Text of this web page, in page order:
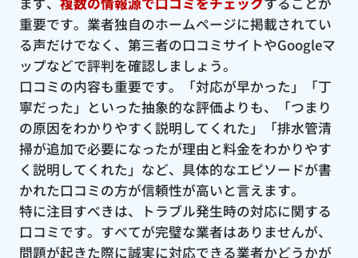
重要です。業者独自のホームページに掲載されてい
る声だけでなく、第三者の口コミサイトやGoogleマ
ップなどで評判を確認しましょう。
口コミの内容も重要です。「対応が早かった」「丁
寧だった」といった抽象的な評価よりも、「つまり
の原因をわかりやすく説明してくれた」「排水管清
掃が追加で必要になったが理由と料金をわかりやす
く説明してくれた」など、具体的なエピソードが書
かれた口コミの方が信頼性が高いと言えます。
特に注目すべきは、トラブル発生時の対応に関する
口コミです。すべてが完璧な業者はありませんが、
問題が起きた際に誠実に対応できる業者かどうかが